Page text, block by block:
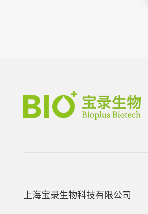
上海宝录生物科技有限公司